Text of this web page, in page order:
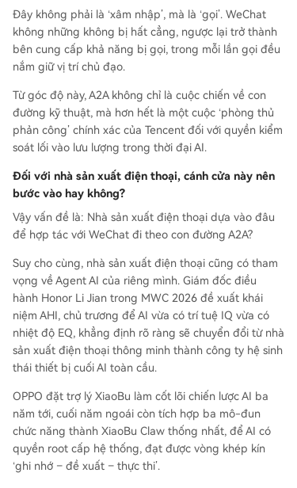
Đây không phải là ‘xâm nhập’, mà là ‘gọi’. WeChat
không những không bị hất cẳng, ngược lại trở thành
bên cung cấp khả năng bị gọi, trong mỗi lần gọi đều
nắm giữ vị trí chủ đạo.
Từ góc độ này, A2A không chỉ là cuộc chiến về con
đường kỹ thuật, mà hơn hết là một cuộc ‘phòng thủ
phản công’ chính xác của Tencent đối với quyền kiểm
soát lối vào lưu lượng trong thời đại AI.
Đối với nhà sản xuất điện thoại, cánh cửa này nên
bước vào hay không?
Vậy vấn đề là: Nhà sản xuất điện thoại dựa vào đâu
để hợp tác với WeChat đi theo con đường A2A?
Suy cho cùng, nhà sản xuất điện thoại cũng có tham
vọng về Agent AI của riêng mình. Giám đốc điều
hành Honor Li Jian trong MWC 2026 đề xuất khái
niệm AHI, chủ trương để AI vừa có trí tuệ IQ vừa có
nhiệt độ EQ, khẳng định rõ ràng sẽ chuyển đổi từ nhà
sản xuất điện thoại thông minh thành công ty hệ sinh
thái thiết bị cuối AI toàn cầu.
OPPO đặt trợ lý XiaoBu làm cốt lõi chiến lược AI ba
năm tới, cuối năm ngoái còn tích hợp ba mô-đun
chức năng thành XiaoBu Claw thống nhất, để AI có
quyền root cấp hệ thống, đạt được vòng khép kín
‘ghi nhớ – đề xuất – thực thi’.